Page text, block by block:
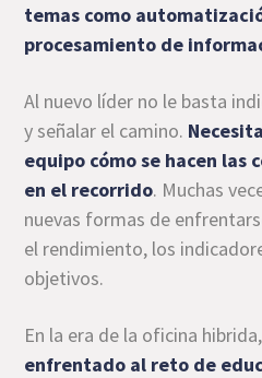
temas como
procesamiento de
Al nuevo líder no le basta
y señalar el camino.
equipo cómo se hacen las
en el recorrido. Muchas
nuevas formas de
el rendimiento, los
objetivos.
En la era de la oficina hibrida,
enfrentado al reto de